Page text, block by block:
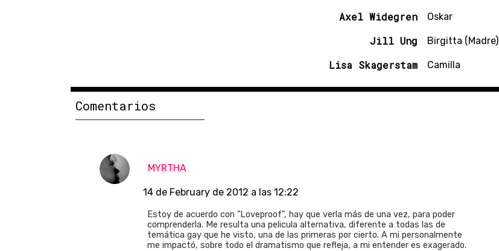
Axel Widegren Oskar
Jill Ung Birgitta (Madre)
Lisa Skagerstam Camilla
Comentarios
MYRTHA
14 de February de 2012 a las 12:22
Estoy de acuerdo con "Loveproof", hay que verla más de una vez, para poder
comprenderla. Me resulta una pelicula alternativa, diferente a todas las de
temática gay que he visto, una de las primeras por cierto. A mi personalmente
me impactó, sobre todo el dramatismo que refleja, a mi entender es exagerado.